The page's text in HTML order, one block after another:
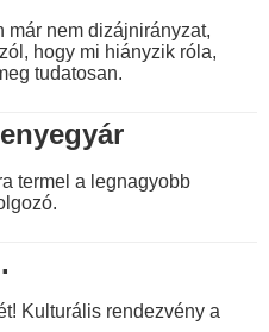
már nem dizájnirányzat,
hogy mi hiányzik róla,
tudatosan.
termel a legnagyobb
Kulturális rendezvény a